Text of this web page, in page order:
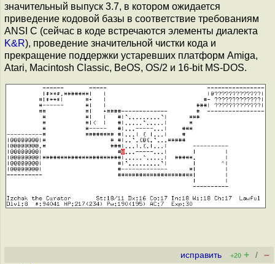
значительный выпуск 3.7, в котором ожидается
приведение кодовой базы в соответствие требованиям
ANSI C (сейчас в коде встречаются элементы диалекта
K&R), проведение значительной чистки кода и
прекращение поддержки устаревших платформ Amiga,
Atari, Macintosh Classic, BeOS, OS/2 и 16-bit MS-DOS.
исправить +20 + / –